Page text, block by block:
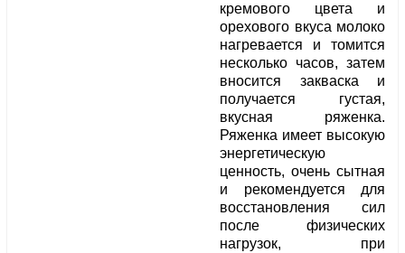
кремового цвета и
орехового вкуса молоко
нагревается и томится
несколько часов, затем
вносится закваска и
получается густая,
вкусная ряженка.
Ряженка имеет высокую
энергетическую
ценность, очень сытная
и рекомендуется для
восстановления сил
после физических
нагрузок, при